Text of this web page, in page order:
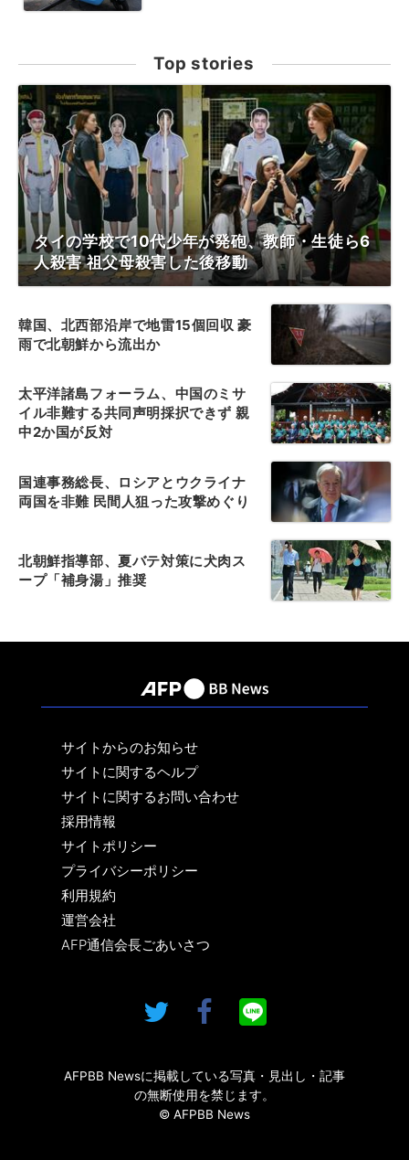
Top stories
タイの学校で10代少年が発砲、教師・生徒ら6
人殺害 祖父母殺害した後移動
韓国、北西部沿岸で地雷15個回収 豪
雨で北朝鮮から流出か
太平洋諸島フォーラム、中国のミサ
イル非難する共同声明採択できず 親
中2か国が反対
国連事務総長、ロシアとウクライナ
両国を非難 民間人狙った攻撃めぐり
北朝鮮指導部、夏バテ対策に犬肉ス
ープ「補身湯」推奨
サイトからのお知らせ
サイトに関するヘルプ
サイトに関するお問い合わせ
採用情報
サイトポリシー
プライバシーポリシー
利用規約
運営会社
AFP通信会長ごあいさつ
AFPBB Newsに掲載している写真・見出し・記事
の無断使用を禁じます。
© AFPBB News